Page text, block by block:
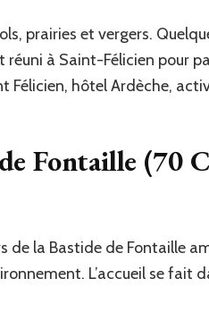
prairies et vergers.
à Saint-Félicien pour
Félicien, hôtel Ardèche,
Fontaille (70
de la Bastide de Fontaille
L’accueil se fait